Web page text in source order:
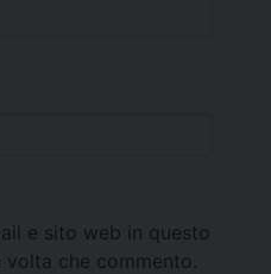
e sito web in questo
che commento.